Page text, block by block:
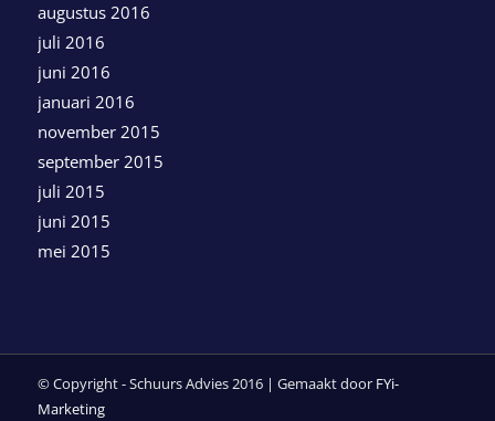
augustus 2016
juli 2016
juni 2016
januari 2016
november 2015
september 2015
juli 2015
juni 2015
mei 2015
© Copyright - Schuurs Advies 2016 | Gemaakt door FYi-
Marketing